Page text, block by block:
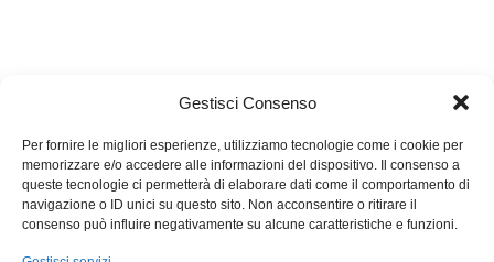
Gestisci Consenso
Per fornire le migliori esperienze, utilizziamo tecnologie come i cookie per
memorizzare e/o accedere alle informazioni del dispositivo. Il consenso a
queste tecnologie ci permetterà di elaborare dati come il comportamento di
navigazione o ID unici su questo sito. Non acconsentire o ritirare il
consenso può influire negativamente su alcune caratteristiche e funzioni.